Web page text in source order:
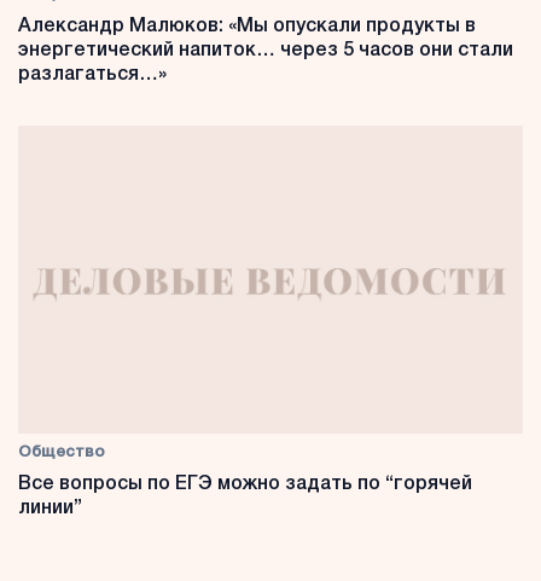
Александр Малюков: «Мы опускали продукты в
энергетический напиток… через 5 часов они стали
разлагаться…»
Общество
Все вопросы по ЕГЭ можно задать по “горячей
линии”